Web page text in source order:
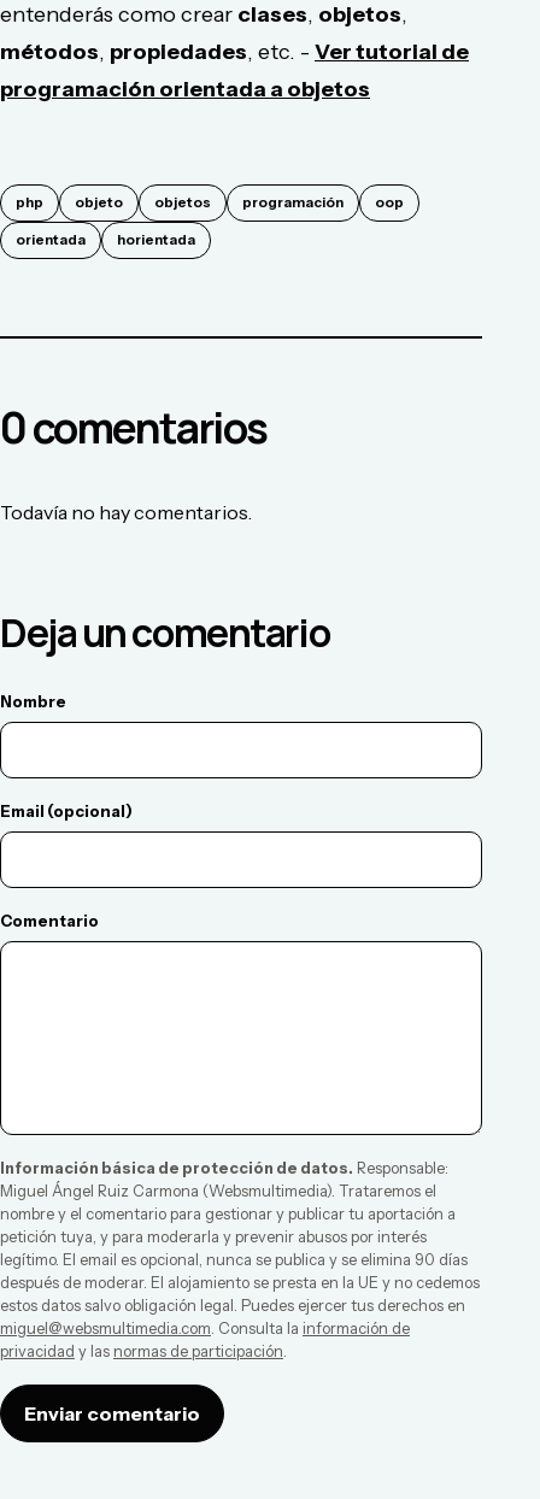
entenderás como crear clases, objetos,
métodos, propiedades, etc. - Ver tutorial de
programación orientada a objetos
php objeto objetos programación oop
orientada horientada
0comentarios
Todavía no hay comentarios.
Deja un comentario
Nombre
Email (opcional)
Comentario
Información básica de protección de datos. Responsable:
Miguel Ángel Ruiz Carmona (Websmultimedia). Trataremos el
nombre y el comentario para gestionar y publicar tu aportación a
petición tuya, y para moderarla y prevenir abusos por interés
legítimo. El email es opcional, nunca se publica y se elimina 90 días
después de moderar. El alojamiento se presta en la UE y no cedemos
estos datos salvo obligación legal. Puedes ejercer tus derechos en
miguel@websmultimedia.com. Consulta la información de
privacidad y las normas de participación.
Enviar comentario